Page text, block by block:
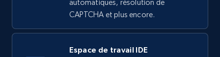
3.5K+ Essai gratuit
Instagram - Profiles - Collect profile
automatiques, résolution de
CAPTCHA et plus encore.
Espace de travail IDE